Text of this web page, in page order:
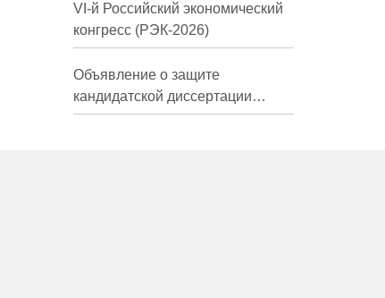
VI-й Российский экономический
конгресс (РЭК-2026)
Объявление о защите
кандидатской диссертации
Трындиной Николь Сергеевны